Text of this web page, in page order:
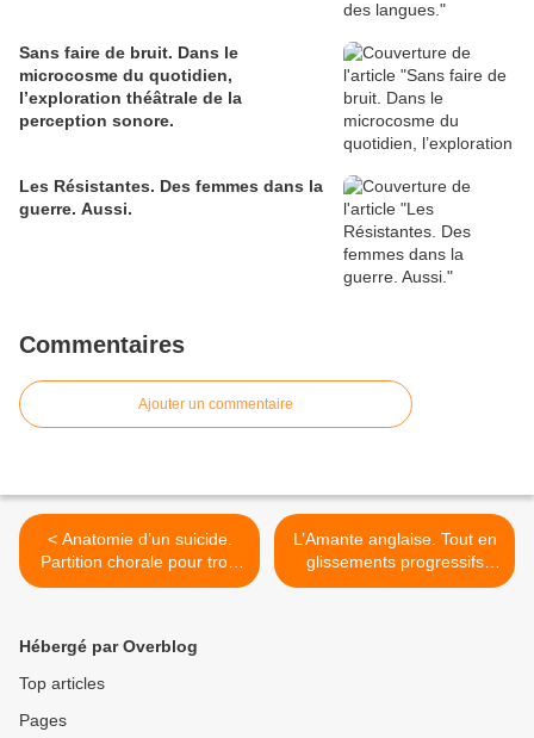
Sans faire de bruit. Dans le
microcosme du quotidien,
l’exploration théâtrale de la
perception sonore.
Les Résistantes. Des femmes dans la
guerre. Aussi.
Commentaires
Ajouter un commentaire
< Anatomie d’un suicide.
Partition chorale pour trois
générations de femmes.
L’Amante anglaise. Tout en
glissements progressifs
vers le sens d’un crime
Hébergé par Overblog
Top articles
Pages